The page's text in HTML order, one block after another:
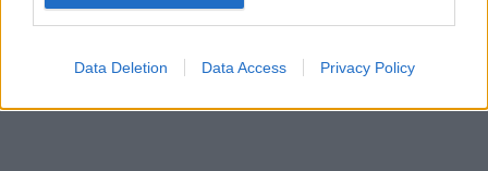
Data Deletion Data Access Privacy Policy